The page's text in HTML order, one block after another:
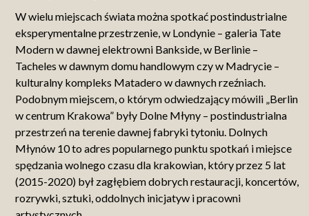
W wielu miejscach świata można spotkać postindustrialne
eksperymentalne przestrzenie, w Londynie – galeria Tate
Modern w dawnej elektrowni Bankside, w Berlinie –
Tacheles w dawnym domu handlowym czy w Madrycie –
kulturalny kompleks Matadero w dawnych rzeźniach.
Podobnym miejscem, o którym odwiedzający mówili „Berlin
w centrum Krakowa” były Dolne Młyny – postindustrialna
przestrzeń na terenie dawnej fabryki tytoniu. Dolnych
Młynów 10 to adres popularnego punktu spotkań i miejsce
spędzania wolnego czasu dla krakowian, który przez 5 lat
(2015-2020) był zagłębiem dobrych restauracji, koncertów,
rozrywki, sztuki, oddolnych inicjatyw i pracowni